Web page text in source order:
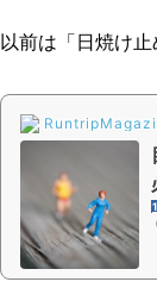
以前は「日焼け止